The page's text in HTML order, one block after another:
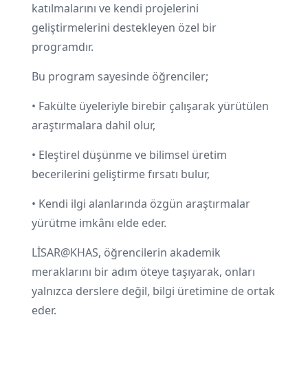
katılmalarını ve kendi projelerini
geliştirmelerini destekleyen özel bir
programdır.
Bu program sayesinde öğrenciler;
• Fakülte üyeleriyle birebir çalışarak yürütülen
araştırmalara dahil olur,
• Eleştirel düşünme ve bilimsel üretim
becerilerini geliştirme fırsatı bulur,
• Kendi ilgi alanlarında özgün araştırmalar
yürütme imkânı elde eder.
LİSAR@KHAS, öğrencilerin akademik
meraklarını bir adım öteye taşıyarak, onları
yalnızca derslere değil, bilgi üretimine de ortak
eder.